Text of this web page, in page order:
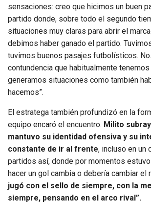
VIKINGS
FALCONS
PANTHERS
SAINTS
BUCCANEERS
THUNDER
TRAIL BLAZERS
JAZZ
sensaciones: creo que hicimos un buen
partido donde, sobre todo el segundo
situaciones muy claras para abrir el
debimos haber ganado el partido.
tuvimos buenos pasajes futbolísticos.
contundencia que habitualmente
generamos situaciones como también
hacemos”.
El estratega también profundizó en la
equipo encaró el encuentro. Milito
mantuvo su identidad ofensiva y su
constante de ir al frente, incluso en un
partidos así, donde por momentos
hacer un gol cambia o debería cambiar el
jugó con el sello de siempre, con la
siempre, pensando en el arco rival”.